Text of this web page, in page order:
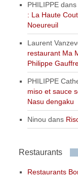
PHILIPPE dans
: La Haute
Noeureuil
Laurent
restaurant Ma
Philippe
PHILIPPE
miso et sauce
Nasu dengaku
Ninou dans
Restaurants
Restaurants